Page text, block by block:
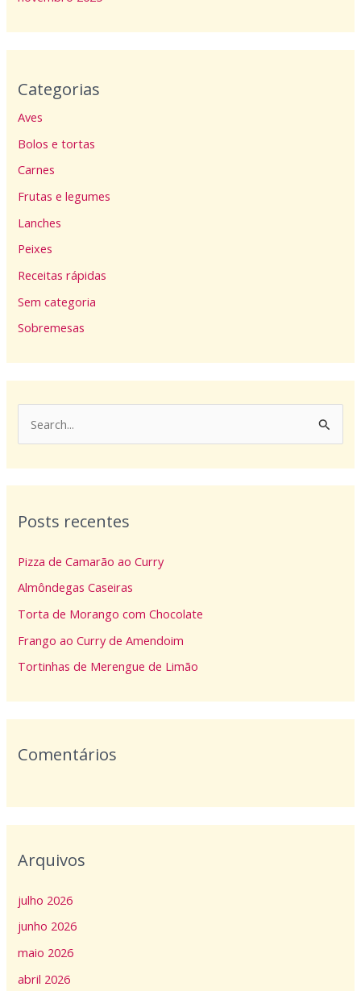
Categorias
Aves
Bolos e tortas
Carnes
Frutas e legumes
Lanches
Peixes
Receitas rápidas
Sem categoria
Sobremesas
s
u
s
a
r
p
o
Posts recentes
Pizza de Camarão ao Curry
Almôndegas Caseiras
Torta de Morango com Chocolate
Frango ao Curry de Amendoim
Tortinhas de Merengue de Limão
Comentários
Arquivos
julho 2026
junho 2026
maio 2026
abril 2026